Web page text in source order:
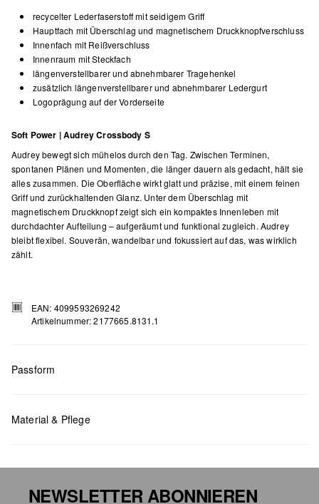
recycelter Lederfaserstoff mit seidigem Griff
Hauptfach mit Überschlag und magnetischem Druckknopfverschluss
Innenfach mit Reißverschluss
Innenraum mit Steckfach
längenverstellbarer und abnehmbarer Tragehenkel
zusätzlich längenverstellbarer und abnehmbarer Ledergurt
Logoprägung auf der Vorderseite
Soft Power | Audrey Crossbody S
Audrey bewegt sich mühelos durch den Tag. Zwischen Terminen,
spontanen Plänen und Momenten, die länger dauern als gedacht, hält sie
alles zusammen. Die Oberfläche wirkt glatt und präzise, mit einem feinen
Griff und zurückhaltenden Glanz. Unter dem Überschlag mit
magnetischem Druckknopf zeigt sich ein kompaktes Innenleben mit
durchdachter Aufteilung – aufgeräumt und funktional zugleich. Audrey
bleibt flexibel. Souverän, wandelbar und fokussiert auf das, was wirklich
zählt.
EAN: 4099593269242
Artikelnummer: 2177665.8131.1
Passform
H x B x T (cm): 15 x 25 x 8,5
Material & Pflege
NEWSLETTER ABONNIEREN